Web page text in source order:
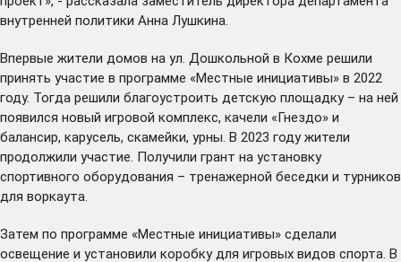
внутренней политики Анна Лушкина.
Впервые жители домов на ул. Дошкольной в Кохме решили
принять участие в программе «Местные инициативы» в 2022
году. Тогда решили благоустроить детскую площадку – на ней
появился новый игровой комплекс, качели «Гнездо» и
балансир, карусель, скамейки, урны. В 2023 году жители
продолжили участие. Получили грант на установку
спортивного оборудования – тренажерной беседки и турников
для воркаута.
Затем по программе «Местные инициативы» сделали
освещение и установили коробку для игровых видов спорта. В